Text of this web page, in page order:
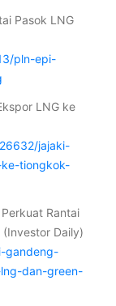
Pasok LNG
pln-epi-
LNG ke
jajaki-
tiongkok-
Rantai
(Investor Daily)
gandeng-
dan-green-